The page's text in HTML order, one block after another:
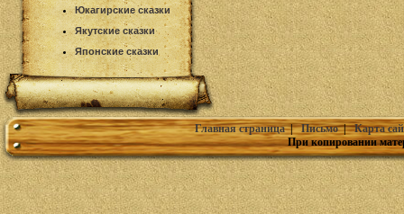
Юкагирские сказки
Якутские сказки
Японские сказки
Главная страница|Письмо|Карта
При копировании